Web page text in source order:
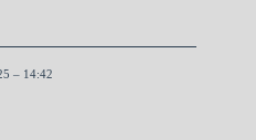
– 14:42